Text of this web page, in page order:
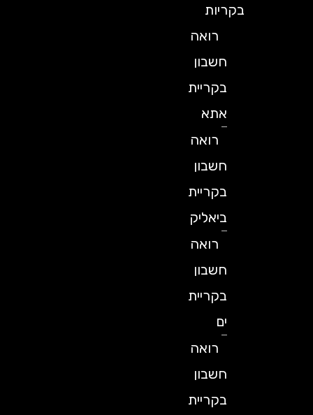
בקריות
רואה
חשבון
בקריית
אתא
רואה
חשבון
בקריית
ביאליק
רואה
חשבון
בקריית
רואה
חשבון
בקריית